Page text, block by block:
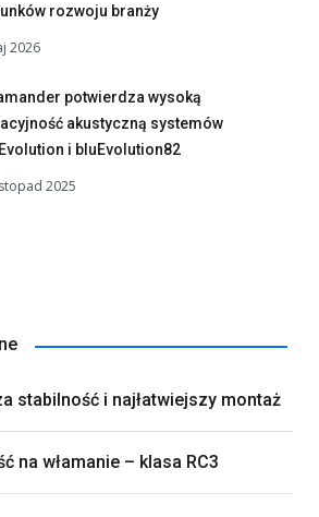
rozwoju branży
2026
potwierdza wysoką
akustyczną systemów
i bluEvolution82
2025
stabilność i najłatwiejszy montaż
na włamanie – klasa RC3